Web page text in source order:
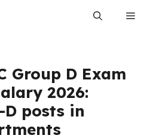
Group D Exam
2026:
D posts in